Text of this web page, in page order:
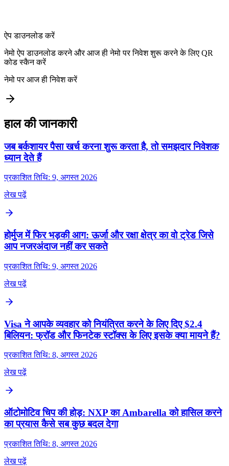
ऐप डाउनलोड करें
नेमो ऐप डाउनलोड करने और आज ही नेमो पर निवेश शुरू करने के लिए QR
कोड स्कैन करें
नेमो पर आज ही निवेश करें
हाल की जानकारी
जब बर्कशायर पैसा खर्च करना शुरू करता है, तो समझदार निवेशक
ध्यान देते हैं
प्रकाशित तिथि: 9, अगस्त 2026
लेख पढ़ें
होर्मुज में फिर भड़की आग: ऊर्जा और रक्षा क्षेत्र का वो ट्रेड जिसे
आप नजरअंदाज नहीं कर सकते
प्रकाशित तिथि: 9, अगस्त 2026
लेख पढ़ें
Visa ने आपके व्यवहार को नियंत्रित करने के लिए दिए $2.4
बिलियन: फ्रॉड और फिनटेक स्टॉक्स के लिए इसके क्या मायने हैं?
प्रकाशित तिथि: 8, अगस्त 2026
लेख पढ़ें
ऑटोमोटिव चिप की होड़: NXP का Ambarella को हासिल करने
का प्रयास कैसे सब कुछ बदल देगा
प्रकाशित तिथि: 8, अगस्त 2026
लेख पढ़ें